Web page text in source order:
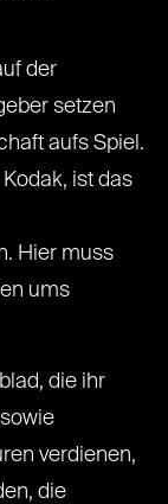
der
setzen
aufs Spiel.
ist das
Hier muss
ums
die ihr
verdienen,
die